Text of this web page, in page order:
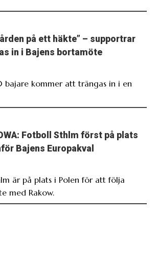
på ett häkte” – supportrar
in i Bajens bortamöte
kommer att trängas in i en
Fotboll Sthlm först på plats
Bajens Europakval
är på plats i Polen för att följa
med Rakow.